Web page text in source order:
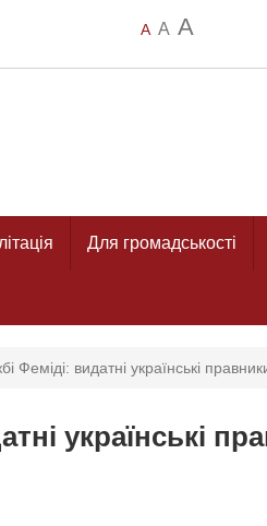
A A A
Для громадськості
Феміді: видатні українські
українські